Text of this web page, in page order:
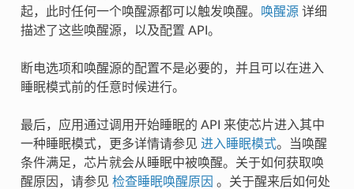
起，此时任何一个唤醒源都可以触发唤醒。
唤醒源 详细
描述了这些唤醒源，以及配置 API。
断电选项和唤醒源的配置不是必要的，并且可以在进入
睡眠模式前的任意时候进行。
最后，应用通过调用开始睡眠的 API 来使芯片进入其中
一种睡眠模式，更多详情请参见 进入睡眠模式。当唤醒
条件满足，芯片就会从睡眠中被唤醒。关于如何获取唤
醒原因，请参见 检查睡眠唤醒原因 。关于醒来后如何处